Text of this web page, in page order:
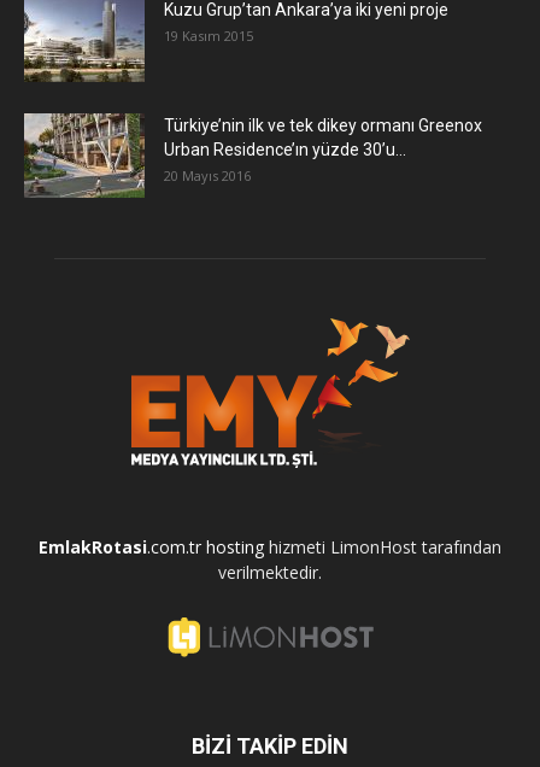
​Kuzu Grup’tan Ankara’ya iki yeni proje
19 Kasım 2015
Türkiye’nin ilk ve tek dikey ormanı Greenox
Urban Residence’ın yüzde 30’u...
20 Mayıs 2016
EmlakRotasi.com.tr hosting hizmeti LimonHost tarafından
verilmektedir.
BİZİ TAKİP EDİN